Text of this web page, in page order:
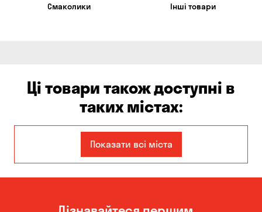
Смаколики Інші товари
Ці товари також доступні в
таких містах:
Єлизаветівка
Авангард Бабурка
Показати всі міста